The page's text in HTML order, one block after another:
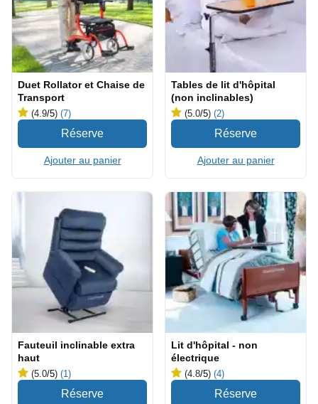
Duet Rollator et Chaise de
Transport
(4.9/5) (7)
Ajouter au panier
Tables de lit d'hôpital
(non inclinables)
(5.0/5) (2)
Ajouter au panier
Fauteuil inclinable extra
haut
(5.0/5) (1)
Lit d'hôpital - non
électrique
(4.8/5) (4)